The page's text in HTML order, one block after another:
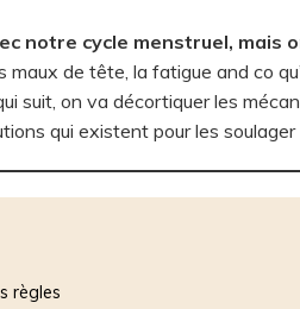
notre cycle menstruel, mais
maux de tête, la fatigue and co
suit, on va décortiquer les
qui existent pour les soulager
règles